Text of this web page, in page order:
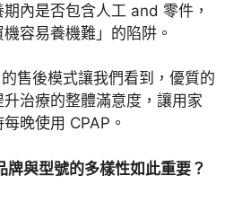
內是否包含人工 and 零件，
容易養機難」的陷阱。
售後模式讓我們看到，優質的
治療的整體滿意度，讓用家
晚使用 CPAP。
牌與型號的多樣性如此重要？